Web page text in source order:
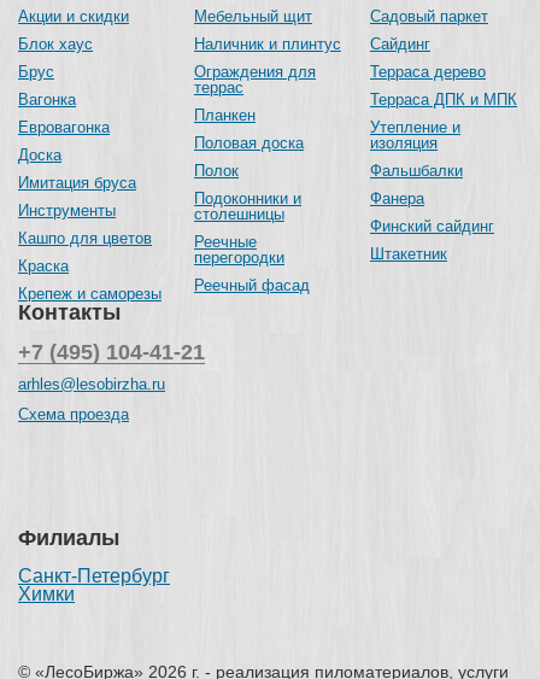
Акции и скидки
Блок хаус
Брус
Вагонка
Евровагонка
Доска
Имитация бруса
Инструменты
Кашпо для цветов
Краска
Крепеж и саморезы
Мебельный щит
Наличник и плинтус
Ограждения для
террас
Планкен
Половая доска
Полок
Подоконники и
столешницы
Реечные
перегородки
Реечный фасад
Садовый паркет
Сайдинг
Терраса дерево
Терраса ДПК и МПК
Утепление и
изоляция
Фальшбалки
Фанера
Финский сайдинг
Штакетник
Контакты
+7 (495) 104-41-21
arhles@lesobirzha.ru
Схема проезда
Филиалы
Санкт-Петербург
Химки
© «ЛесоБиржа» 2026 г. - реализация пиломатериалов, услуги